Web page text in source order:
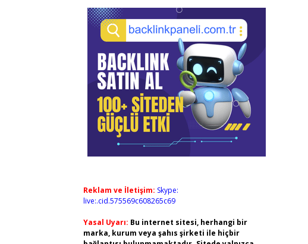
Reklam ve İletişim: Skype:
live:.cid.575569c608265c69
Yasal Uyarı: Bu internet sitesi, herhangi bir
marka, kurum veya şahıs şirketi ile hiçbir